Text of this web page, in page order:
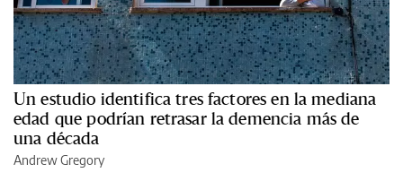
Un estudio identifica tres factores en la mediana
edad que podrían retrasar la demencia más de
una década
Andrew Gregory